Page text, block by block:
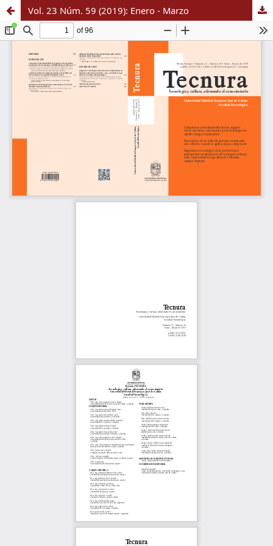
Vol. 23 Núm. 59 (2019): Enero - Marzo